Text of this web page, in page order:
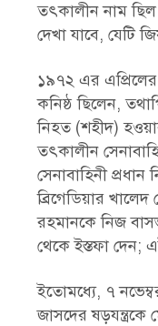
তৎকালীন নাম ছিল
দেখা যাবে, যেটি
১৯৭২ এর এপ্রিলের
কনিষ্ঠ ছিলেন,
নিহত (শহীদ)
তৎকালীন
সেনাবাহিনী
ব্রিগেডিয়ার
রহমানকে নিজ
থেকে ইস্তফা দেন;
ইতোমধ্যে, ৭
জাসদের